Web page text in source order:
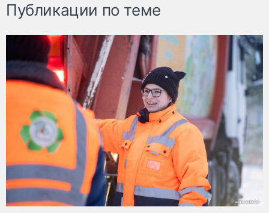
Публикации по теме